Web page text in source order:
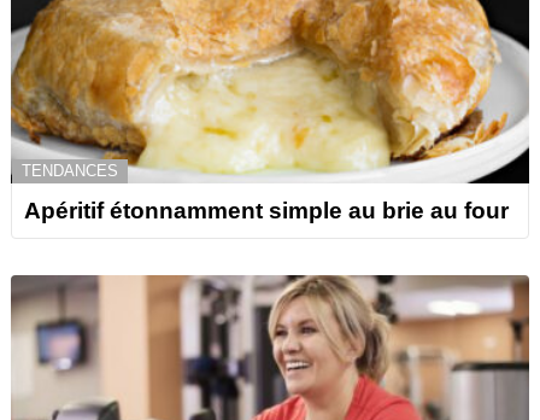
TENDANCES
Apéritif étonnamment simple au brie au four